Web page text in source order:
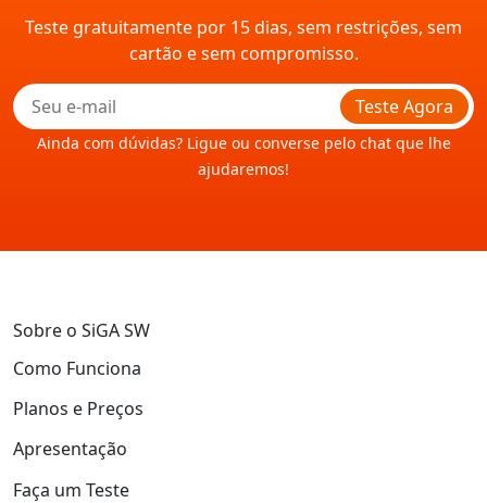
Teste gratuitamente por 15 dias, sem restrições, sem
cartão e sem compromisso.
Teste Agora
Ainda com dúvidas? Ligue ou converse pelo chat que lhe
ajudaremos!
Sobre o SiGA SW
Como Funciona
Planos e Preços
Apresentação
Faça um Teste